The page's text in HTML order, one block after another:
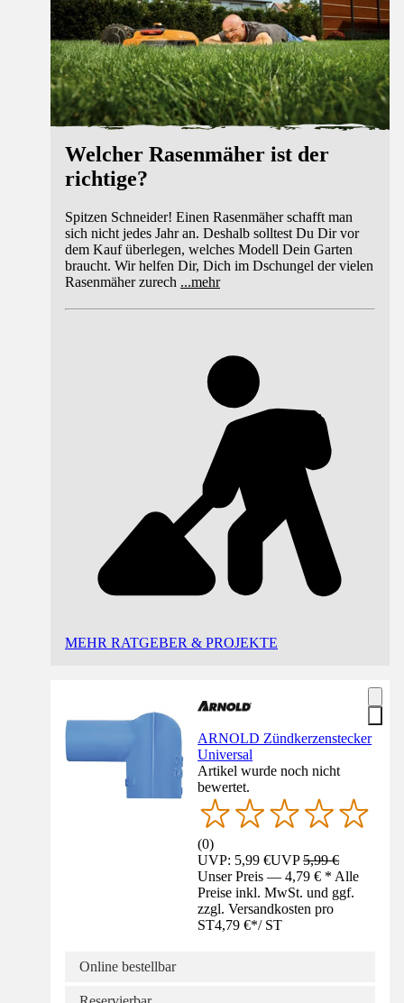
Welcher Rasenmäher ist der
richtige?
Spitzen Schneider! Einen Rasenmäher schafft man
sich nicht jedes Jahr an. Deshalb solltest Du Dir vor
dem Kauf überlegen, welches Modell Dein Garten
braucht. Wir helfen Dir, Dich im Dschungel der vielen
Rasenmäher zurech ...mehr
MEHR RATGEBER & PROJEKTE
ARNOLD Zündkerzenstecker
Universal
Artikel wurde noch nicht
bewertet.
(0)
UVP: 5,99 €UVP5,99 €
Unser Preis — 4,79 € * Alle
Preise inkl. MwSt. und ggf.
zzgl. Versandkosten pro
ST4,79 €*/ ST
Online bestellbar